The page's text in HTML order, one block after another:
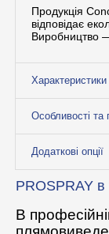
Продукція
відповідає
Виробництво
Характеристики
Особливості та
Додаткові опції
PROSPRAY в
В